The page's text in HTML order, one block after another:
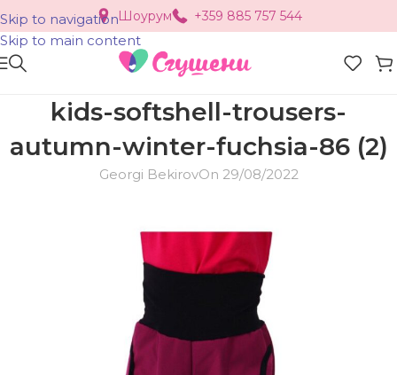
Skip to navigation
Skip to main content
Шоурум +359 885 757 544
kids-softshell-trousers-
autumn-winter-fuchsia-86 (2)
Georgi BekirovOn 29/08/2022